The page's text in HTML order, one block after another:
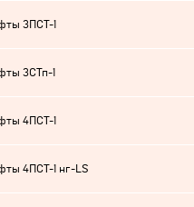
3ПСТ-1
3СТп-1
4ПСТ-1
4ПСТ-1 нг-LS